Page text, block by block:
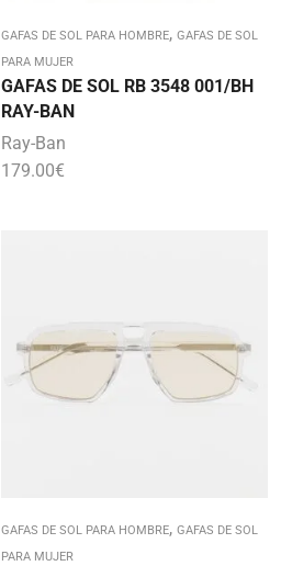
GAFAS DE SOL PARA HOMBRE, GAFAS DE SOL
PARA MUJER
GAFAS DE SOL RB 3548 001/BH
RAY-BAN
Ray-Ban
179.00€
GAFAS DE SOL PARA HOMBRE, GAFAS DE SOL
PARA MUJER